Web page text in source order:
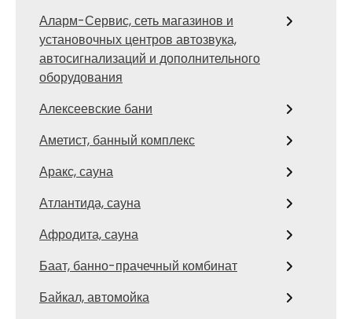
Аларм-Сервис, сеть магазинов и
установочных центров автозвука,
автосигнализаций и дополнительного
оборудования
Алексеевские бани
Аметист, банный комплекс
Аракс, сауна
Атлантида, сауна
Афродита, сауна
Баат, банно-прачечный комбинат
Байкал, автомойка